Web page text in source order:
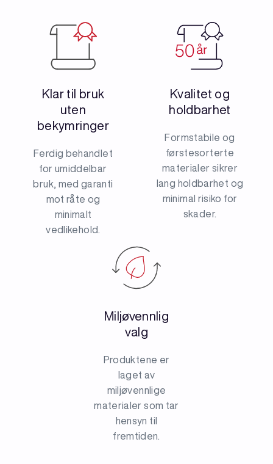
Klar til bruk
uten
bekymringer
Ferdig behandlet
for umiddelbar
bruk, med garanti
mot råte og
minimalt
vedlikehold.
Kvalitet og
holdbarhet
Formstabile og
førstesorterte
materialer sikrer
lang holdbarhet og
minimal risiko for
skader.
Miljøvennlig
valg
Produktene er
laget av
miljøvennlige
materialer som tar
hensyn til
fremtiden.